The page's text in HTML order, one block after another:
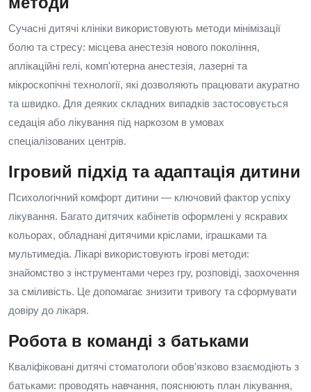
Сучасні дитячі клініки використовують методи мінімізації
болю та стресу: місцева анестезія нового покоління,
аплікаційні гелі, комп'ютерна анестезія, лазерні та
мікроскопічні технології, які дозволяють працювати акуратно
та швидко. Для деяких складних випадків застосовується
седація або лікування під наркозом в умовах
спеціалізованих центрів.
Ігровий підхід та адаптація дитини
Психологічний комфорт дитини — ключовий фактор успіху
лікування. Багато дитячих кабінетів оформлені у яскравих
кольорах, обладнані дитячими кріслами, іграшками та
мультимедіа. Лікарі використовують ігрові методи:
знайомство з інструментами через гру, розповіді, заохочення
за сміливість. Це допомагає знизити тривогу та сформувати
довіру до лікаря.
Робота в команді з батьками
Кваліфіковані дитячі стоматологи обов'язково взаємодіють з
батьками: проводять навчання, пояснюють план лікування,